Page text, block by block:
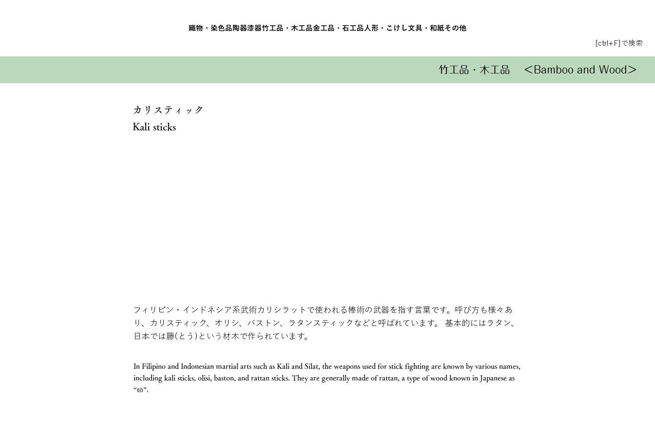
織物・染色品 陶器漆器竹工品・木工品金工品・石工品 人形・こけし 文具・和紙その他
[ctrl+F]で検索
竹工品・木工品 ＜Bamboo and Wood＞
カリスティック
Kali sticks
フィリピン・インドネシア系武術カリシラットで使われる棒術の武器を指す言葉です。呼び方も様々あ
り、カリスティック、オリシ、バストン、ラタンスティックなどと呼ばれています。 基本的にはラタン、
日本では籐(とう)という材木で作られています。
In Filipino and Indonesian martial arts such as Kali and Silat, the weapons used for stick fighting are known by various names,
including kali sticks, olisi, baston, and rattan sticks. They are generally made of rattan, a type of wood known in Japanese as
“tō”.